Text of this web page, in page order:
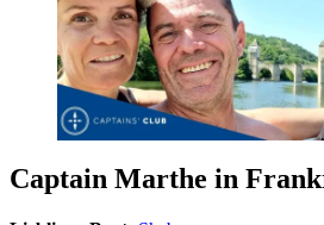
Captain Marthe in